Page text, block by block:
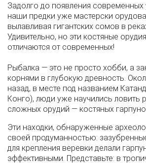
Задолго до появления современных
наши предки уже мастерски
вылавливая гигантских сомов в
Удивительно, но эти костяные
отличаются от современных!
Рыбалка — это не просто хобби, а
корнями в глубокую древность.
назад, в месте под названием
Конго), люди уже научились
сложных орудий — костяных
Эти находки, обнаруженные
своей продуманностью:
для крепления веревки делали
эффективными. Представьте: в